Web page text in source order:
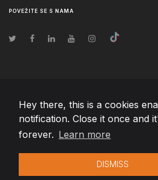
Hey there, this is a cookies
notification. Close it once and
forever. Learn more
DISMISS
POVEŽITE SE S NAMA
© Autorska prava 2026 Team Extension Bosnia
Changelog● Korišćenjem ove stranice slažete se
Politika privatnosti